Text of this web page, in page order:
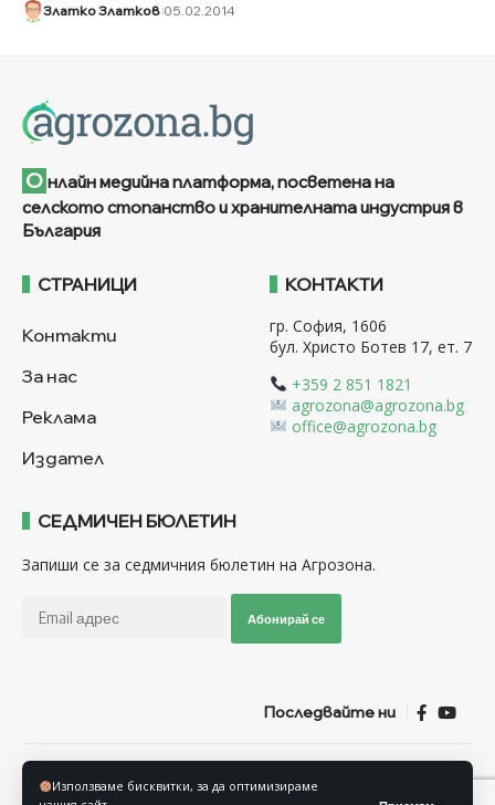
Използваме бисквитки, за да оптимизираме
Златко Златков 05.02.2014
О нлайн медийна платформа, посветена на
селското стопанство и хранителната индустрия в
България
СТРАНИЦИ
Контакти
За нас
Реклама
Издател
КОНТАКТИ
гр. София, 1606
бул. Христо Ботев 17, ет. 7
+359 2 851 1821
agrozona@agrozona.bg
office@agrozona.bg
СЕДМИЧЕН БЮЛЕТИН
Запиши се за седмичния бюлетин на Агрозона.
Абонирай се
Последвайте ни
Политика за защита на личните данни